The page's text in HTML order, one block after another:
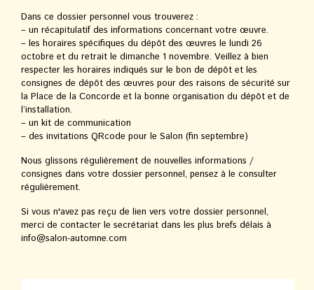
Dans ce dossier personnel vous trouverez :
– un récapitulatif des informations concernant votre œuvre.
– les horaires spécifiques du dépôt des œuvres le lundi 26
octobre et du retrait le dimanche 1 novembre. Veillez à bien
respecter les horaires indiqués sur le bon de dépôt et les
consignes de dépôt des œuvres pour des raisons de sécurité sur
la Place de la Concorde et la bonne organisation du dépôt et de
l’installation.
– un kit de communication
– des invitations QRcode pour le Salon (fin septembre)
Nous glissons régulièrement de nouvelles informations /
consignes dans votre dossier personnel, pensez à le consulter
régulièrement.
Si vous n'avez pas reçu de lien vers votre dossier personnel,
merci de contacter le secrétariat dans les plus brefs délais à
info@salon-automne.com